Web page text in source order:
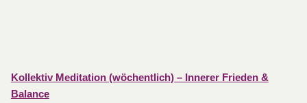
Kollektiv Meditation (wöchentlich) – Innerer Frieden &
Balance